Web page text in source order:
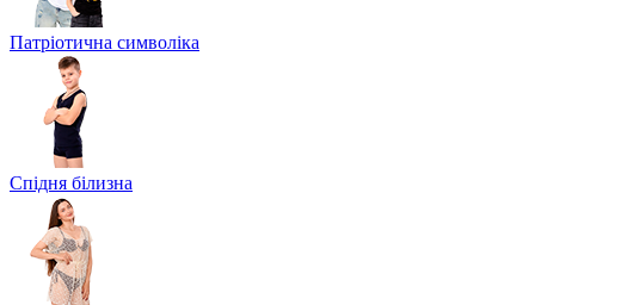
Патріотична символіка
Спідня білизна